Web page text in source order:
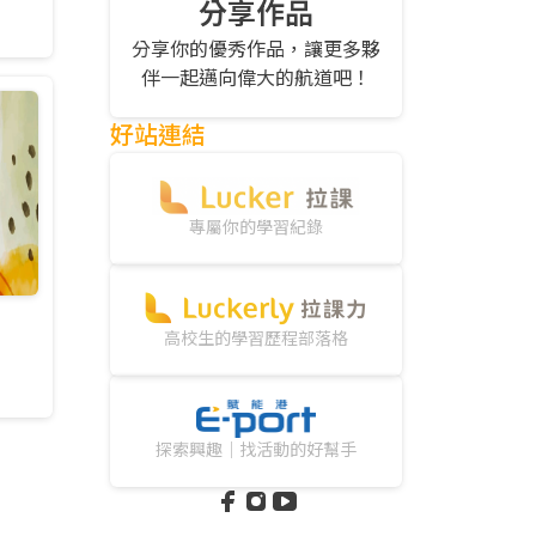
分享作品
分享你的優秀作品，讓更多夥
伴一起邁向偉大的航道吧！
好站連結
專屬你的學習紀錄
高校生的學習歷程部落格
探索興趣｜找活動的好幫手